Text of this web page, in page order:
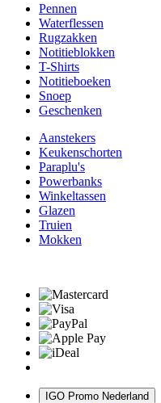
Pennen
Waterflessen
Rugzakken
Notitieblokken
T-Shirts
Notitieboeken
Snoep
Geschenken
Aanstekers
Keukenschorten
Paraplu's
Powerbanks
Winkeltassen
Glazen
Truien
Mokken
IGO Promo Nederland